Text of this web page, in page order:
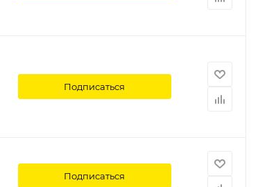
Подписаться
Подписаться